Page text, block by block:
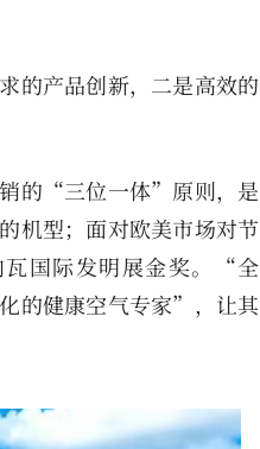
的产品创新，二是高效的
的“三位一体”原则，是
机型；面对欧美市场对节
瓦国际发明展金奖。“全
的健康空气专家”，让其